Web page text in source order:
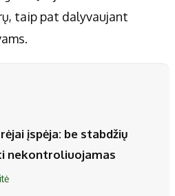
taip pat dalyvaujant
įspėja: be stabdžių
nekontroliuojamas